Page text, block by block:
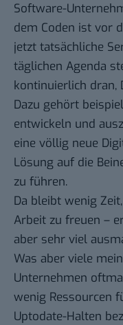
Software-
dem Coden ist vor
jetzt tatsächliche
täglichen Agenda
kontinuierlich dran,
Dazu gehört
entwickeln und
eine völlig neue
Lösung auf die
zu führen.
Da bleibt wenig
Arbeit zu freuen –
aber sehr viel
Was aber viele
Unternehmen
wenig Ressourcen
Uptodate-Halten